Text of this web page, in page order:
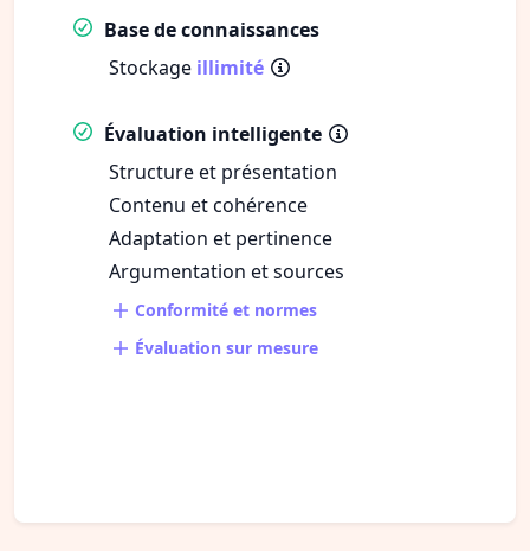
Base de connaissances
Stockage illimité
Évaluation intelligente
Structure et présentation
Contenu et cohérence
Adaptation et pertinence
Argumentation et sources
Conformité et normes
Évaluation sur mesure